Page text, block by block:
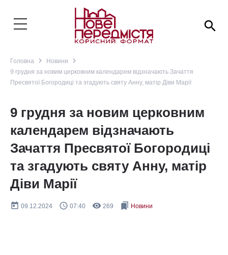
search
Головна navigate_next Новини navigate_next
9 грудня за новим церковним календарем відзначають Зачаття
Пресвятої Богородиці та згадують святу Анну, матір Діви Марії
9 грудня за новим церковним
календарем відзначають
Зачаття Пресвятої Богородиці
та згадують святу Анну, матір
Діви Марії
today 09.12.2024 query_builder 07:40 remove_red_eye 269 bookmarks Новини